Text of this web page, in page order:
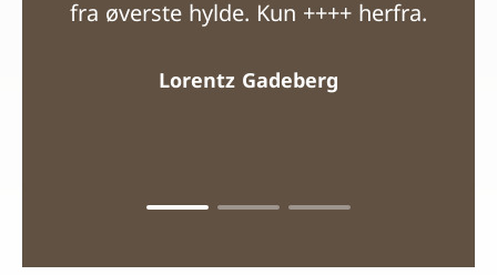
fra øverste hylde. Kun ++++ herfra.
Lorentz Gadeberg